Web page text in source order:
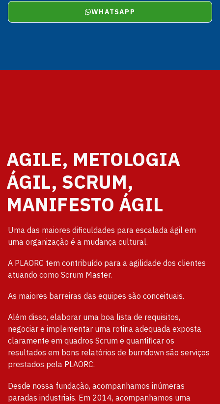
WHATSAPP
AGILE, METOLOGIA
ÁGIL, SCRUM,
MANIFESTO ÁGIL
Uma das maiores dificuldades para escalada ágil em
uma organização é a mudança cultural.
A PLAORC tem contribuído para a agilidade dos clientes
atuando como Scrum Master.
As maiores barreiras das equipes são conceituais.
Além disso, elaborar uma boa lista de requisitos,
negociar e implementar uma rotina adequada exposta
claramente em quadros Scrum e quantificar os
resultados em bons relatórios de burndown são serviços
prestados pela PLAORC.
Desde nossa fundação, acompanhamos inúmeras
paradas industriais. Em 2014, acompanhamos uma